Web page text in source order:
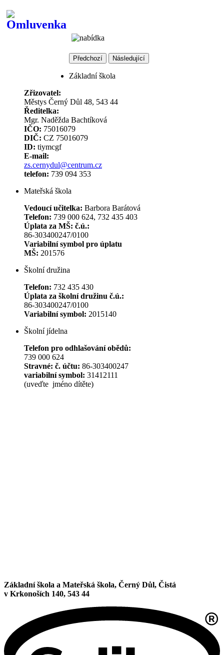
Předchozí Následující
Základní škola
Zřizovatel:
Městys Černý Důl 48, 543 44
Ředitelka:
Mgr. Naděžda Bachtíková
IČO: 75016079
DIČ: CZ 75016079
ID: tiymcgf
E-mail:
zs.cernydul@centrum.cz
telefon: 739 094 353
Mateřská škola
Vedoucí učitelka: Barbora Barátová
Telefon: 739 000 624, 732 435 403
Úplata za MŠ: č.ú.:
86-303400247/0100
Variabilní symbol pro úplatu
MŠ: 201576
Školní družina
Telefon: 732 435 430
Úplata za školní družinu č.ú.:
86-303400247/0100
Variabilní symbol: 2015140
Školní jídelna
Telefon pro odhlašování obědů:
739 000 624
Stravné: č. účtu: 86-303400247
variabilní symbol: 31412111
(uveďte jméno dítěte)
Základní škola a Mateřská škola, Černý Důl, Čistá
v Krkonoších 140, 543 44